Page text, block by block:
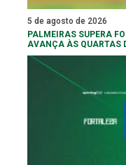
5 de agosto de 2026
PALMEIRAS SUPERA
AVANÇA ÀS QUARTAS